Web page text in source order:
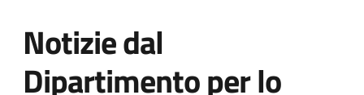
Notizie dal
Dipartimento per lo